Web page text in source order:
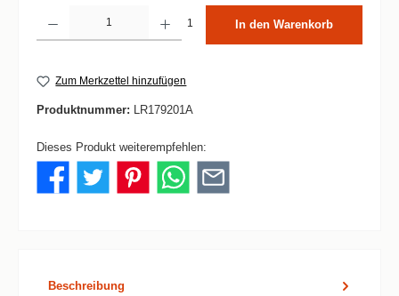
1 In den Warenkorb
Zum Merkzettel hinzufügen
Produktnummer: LR179201A
Dieses Produkt weiterempfehlen:
Beschreibung